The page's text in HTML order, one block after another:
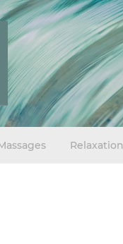
Relaxation